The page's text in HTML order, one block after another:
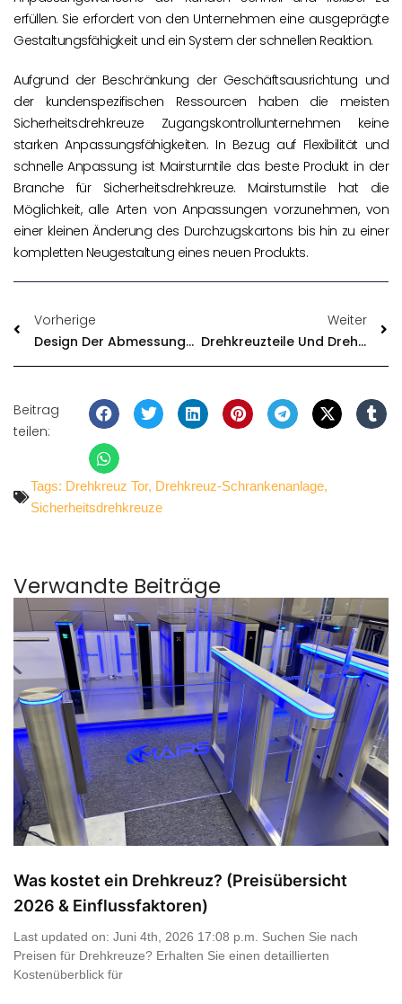
erfüllen. Sie erfordert von den Unternehmen eine ausgeprägte
Gestaltungsfähigkeit und ein System der schnellen Reaktion.
Aufgrund der Beschränkung der Geschäftsausrichtung und
der kundenspezifischen Ressourcen haben die meisten
Sicherheitsdrehkreuze Zugangskontrollunternehmen keine
starken Anpassungsfähigkeiten. In Bezug auf Flexibilität und
schnelle Anpassung ist Mairsturntile das beste Produkt in der
Branche für Sicherheitsdrehkreuze. Mairsturnstile hat die
Möglichkeit, alle Arten von Anpassungen vorzunehmen, von
einer kleinen Änderung des Durchzugskartons bis hin zu einer
kompletten Neugestaltung eines neuen Produkts.
Vorherige
Design Der Abmessungen Des Drehkreuztors
Weiter
Drehkreuzteile Und Drehkreuzkomponenten
Beitrag
teilen:
Tags: Drehkreuz Tor, Drehkreuz-Schrankenanlage,
Sicherheitsdrehkreuze
Verwandte Beiträge
Was kostet ein Drehkreuz? (Preisübersicht
2026 & Einflussfaktoren)
Last updated on: Juni 4th, 2026 17:08 p.m. Suchen Sie nach
Preisen für Drehkreuze? Erhalten Sie einen detaillierten
Kostenüberblick für